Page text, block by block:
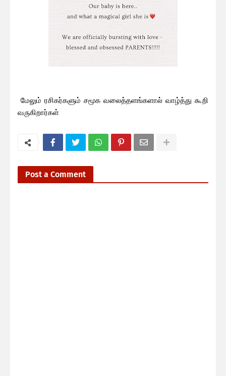
மேலும் ரசிகர்களும் சமூக வலைத்தளங்களால் வாழ்த்து கூறி
வருகிறார்கள்
Post a Comment